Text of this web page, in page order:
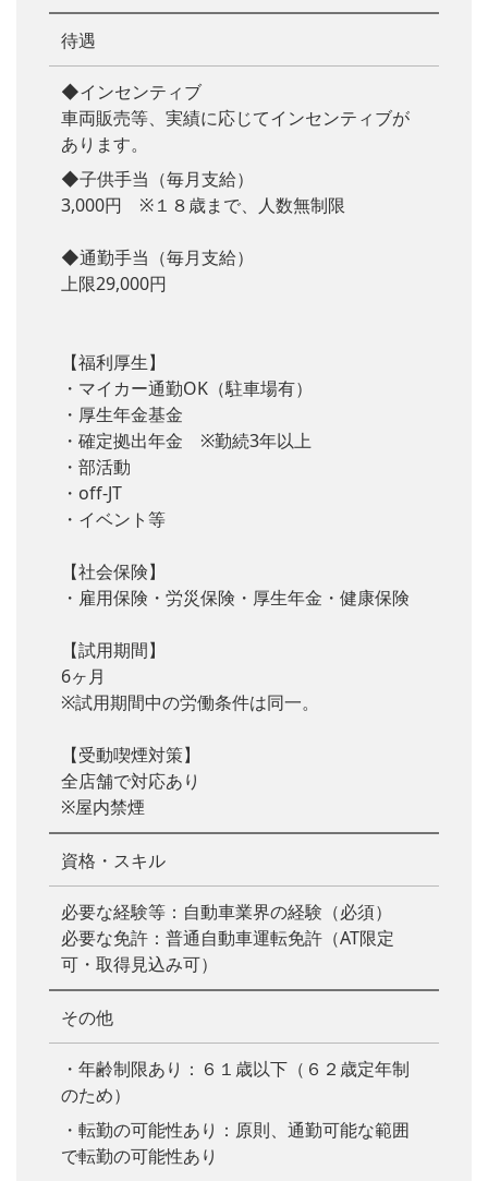
待遇
◆インセンティブ
車両販売等、実績に応じてインセンティブが
あります。
◆子供手当（毎月支給）
3,000円 ※１８歳まで、人数無制限
◆通勤手当（毎月支給）
上限29,000円
【福利厚生】
・マイカー通勤OK（駐車場有）
・厚生年金基金
・確定拠出年金 ※勤続3年以上
・部活動
・off-JT
・イベント等
【社会保険】
・雇用保険・労災保険・厚生年金・健康保険
【試用期間】
6ヶ月
※試用期間中の労働条件は同一。
【受動喫煙対策】
全店舗で対応あり
※屋内禁煙
資格・スキル
必要な経験等：自動車業界の経験（必須）
必要な免許：普通自動車運転免許（AT限定
可・取得見込み可）
その他
・年齢制限あり：６１歳以下（６２歳定年制
のため）
・転勤の可能性あり：原則、通勤可能な範囲
で転勤の可能性あり